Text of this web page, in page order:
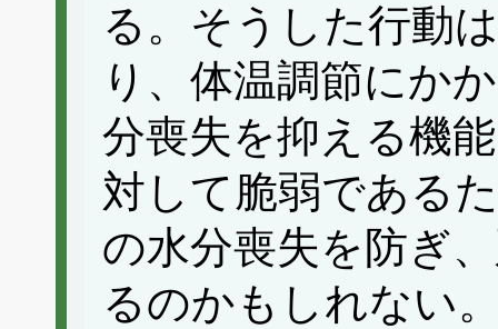
る。そうした行動
り、体温調節にか
分喪失を抑える機
対して脆弱である
の水分喪失を防ぎ
るのかもしれない